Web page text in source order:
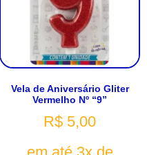
Vela de Aniversário Gliter
Vermelho Nº “9”
R$ 5,00